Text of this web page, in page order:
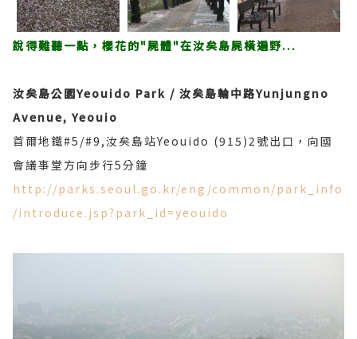
說得難聽一點，櫻花的"屍體"在汝矣島屍橫遍野...
汝矣島公園Yeouido Park / 汝矣島輪中路Yunjungno
Avenue, Yeouio
首爾地鐵#5/#9,汝矣島站Yeouido (915)2號出口，向國
會議事堂方向步行5分鐘
http://parks.seoul.go.kr/eng/common/park_info
/introduce.jsp?park_id=yeouido